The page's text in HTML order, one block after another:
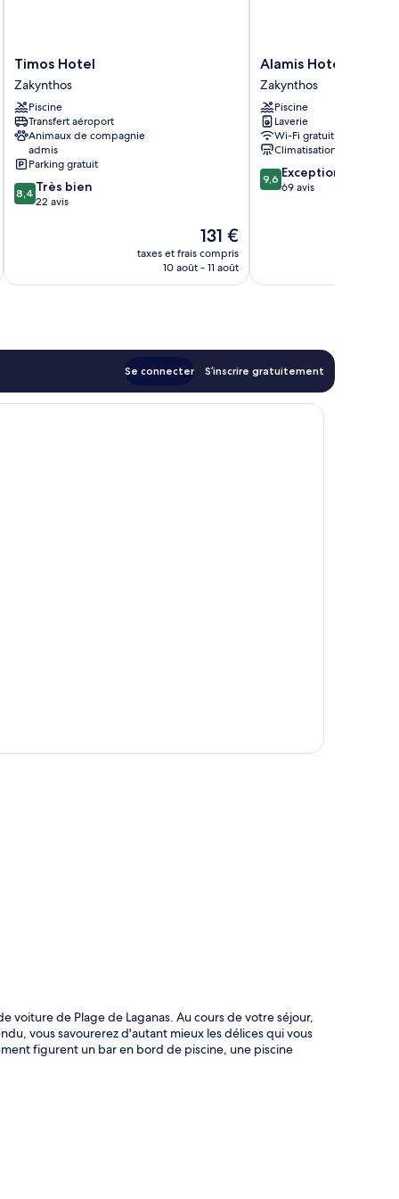
Timos
Hotel
Zakynthos
Timos Hotel
Zakynthos
Piscine
Transfert aéroport
Animaux de compagnie
admis
Parking gratuit
8.4
sur
8,4 Très bien
22 avis
Le
nouveau
prix
131 €
taxes et frais compris
10 août - 11 août
Alamis
Hotel
&
Apartments
Zakynthos
Alamis Hotel &
Zakynthos
Piscine
Laverie
Wi-Fi gratuit
Climatisation
9.6
sur
9,6 Exceptionnel
69 avis
Se connecter S’inscrire gratuitement
voiture de Plage de Laganas. Au cours de votre séjour,
vous savourerez d'autant mieux les délices qui vous
figurent un bar en bord de piscine, une piscine